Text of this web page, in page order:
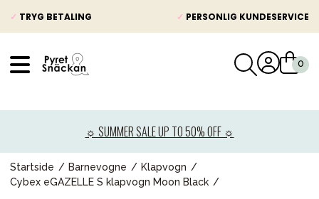
✓ TRYG BETALING ✓ PERSONLIG KUNDESERVICE
☼ SUMMER SALE UP TO 50% OFF ☼
Startside Barnevogne
Klapvogn
Cybex eGAZELLE S klapvogn Moon Black
Barnevogne
Autostole